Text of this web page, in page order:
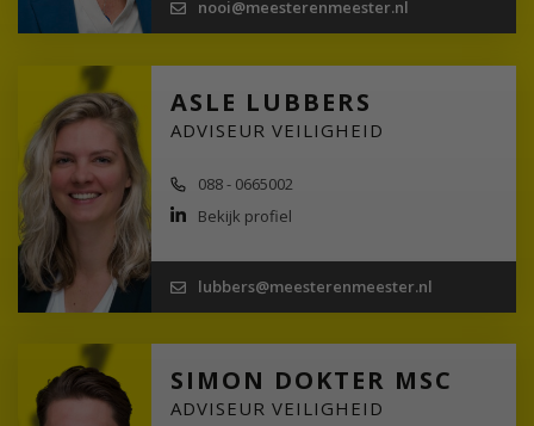
nooi@meesterenmeester.nl
ASLE LUBBERS
ADVISEUR VEILIGHEID
088 - 0665002
Bekijk profiel
lubbers@meesterenmeester.nl
SIMON DOKTER MSC
ADVISEUR VEILIGHEID